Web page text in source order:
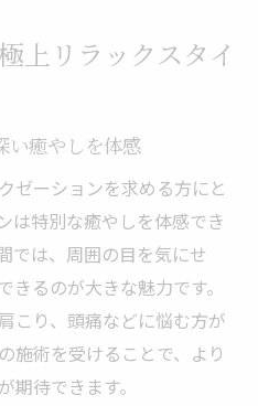
上リラックスタイ
い癒やしを体感
ゼーションを求める方にと
は特別な癒やしを体感でき
では、周囲の目を気にせ
るのが大きな魅力です。
こり、頭痛などに悩む方が
施術を受けることで、より
期待できます。